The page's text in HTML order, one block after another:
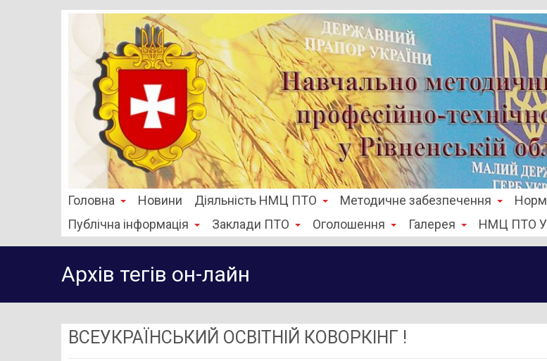
Головна Новини Діяльність НМЦ ПТО Методичне забезпечення
Публічна інформація
Заклади ПТО Оголошення Галерея НМЦ ПТО
Архів тегів он-лайн
ВСЕУКРАЇНСЬКИЙ ОСВІТНІЙ КОВОРКІНГ !